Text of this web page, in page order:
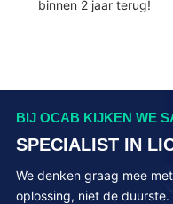
binnen 2 jaar terug!
BIJ OCAB KIJKEN WE
SPECIALIST IN
We denken graag mee
oplossing, niet de duurste.